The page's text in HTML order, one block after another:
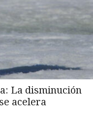
La disminución
acelera